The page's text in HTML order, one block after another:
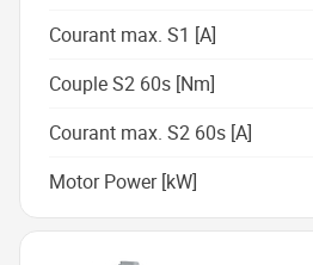
Courant max. S1 [A]
Couple S2 60s [Nm]
Courant max. S2 60s [A]
Motor Power [kW]